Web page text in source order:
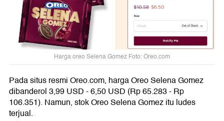
Harga oreo Selena Gomez Foto: Oreo.com
Pada situs resmi Oreo.com, harga Oreo Selena Gomez
dibanderol 3,99 USD - 6,50 USD (Rp 65.283 - Rp
106.351). Namun, stok Oreo Selena Gomez itu ludes
terjual.